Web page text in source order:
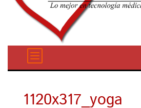
1120x317_yoga